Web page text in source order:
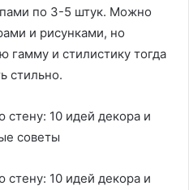
по 3-5 штук. Можно
и рисунками, но
гамму и стилистику тогда
стильно.